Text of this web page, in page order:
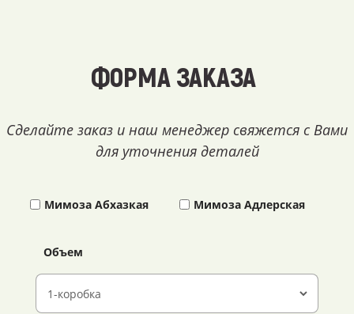
ФОРМА ЗАКАЗА
Сделайте заказ и наш менеджер свяжется с Вами
для уточнения деталей
Мимоза Абхазкая Мимоза Адлерская
Объем